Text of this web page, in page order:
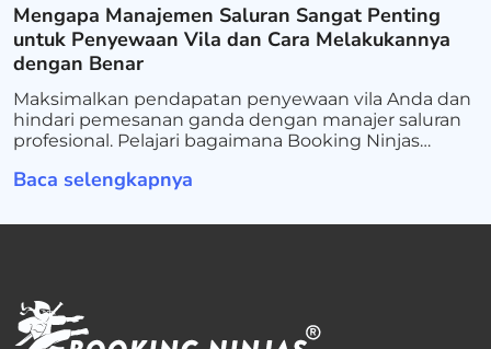
Mengapa Manajemen Saluran Sangat Penting
untuk Penyewaan Vila dan Cara Melakukannya
dengan Benar
Maksimalkan pendapatan penyewaan vila Anda dan
hindari pemesanan ganda dengan manajer saluran
profesional. Pelajari bagaimana Booking Ninjas
menyinkronkan semua platform, dan
Baca selengkapnya